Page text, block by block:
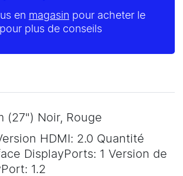
en magasin pour acheter le
plus de conseils
(27") Noir, Rouge
HDMI: 2.0 Quantité
DisplayPorts: 1 Version de
1.2